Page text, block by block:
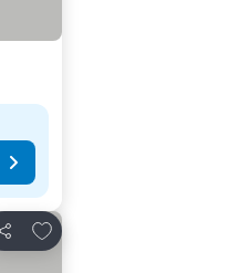
Κοινοποίηση
Προσθήκη στα αγαπημένα